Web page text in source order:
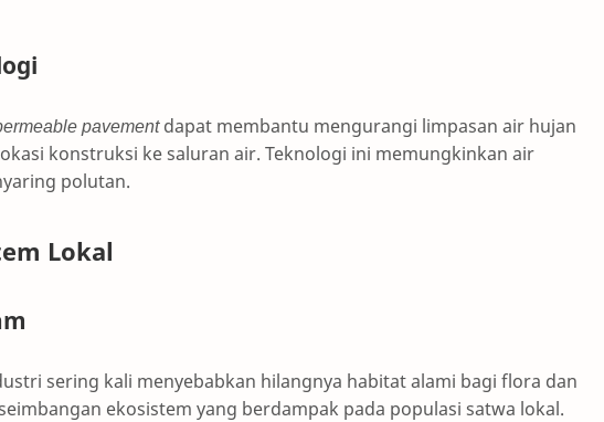
pavementdapat membantu mengurangi limpasan air hujan
konstruksi ke saluran air. Teknologi ini memungkinkan air
polutan.
Lokal
sering kali menyebabkan hilangnya habitat alami bagi flora dan
ekosistem yang berdampak pada populasi satwa lokal.